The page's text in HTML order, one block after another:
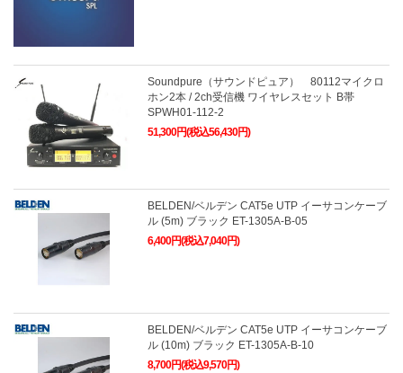
Soundpure（サウンドピュア） 80112マイクロ
ホン2本 / 2ch受信機 ワイヤレスセット B帯
SPWH01-112-2
51,300円(税込56,430円)
BELDEN/ベルデン CAT5e UTP イーサコンケーブ
ル (5m) ブラック ET-1305A-B-05
6,400円(税込7,040円)
BELDEN/ベルデン CAT5e UTP イーサコンケーブ
ル (10m) ブラック ET-1305A-B-10
8,700円(税込9,570円)